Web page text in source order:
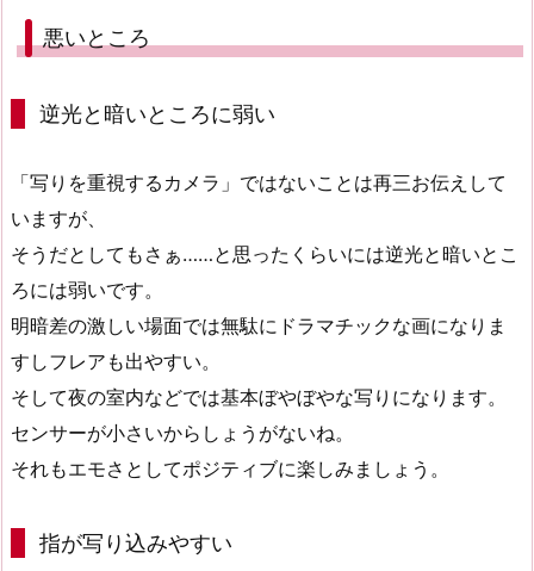
悪いところ
逆光と暗いところに弱い
「写りを重視するカメラ」ではないことは再三お伝えして
いますが、
そうだとしてもさぁ……と思ったくらいには逆光と暗いとこ
ろには弱いです。
明暗差の激しい場面では無駄にドラマチックな画になりま
すしフレアも出やすい。
そして夜の室内などでは基本ぼやぼやな写りになります。
センサーが小さいからしょうがないね。
それもエモさとしてポジティブに楽しみましょう。
指が写り込みやすい